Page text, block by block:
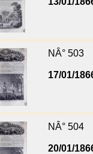
NÂ° 503
17/01/
NÂ° 504
20/01/